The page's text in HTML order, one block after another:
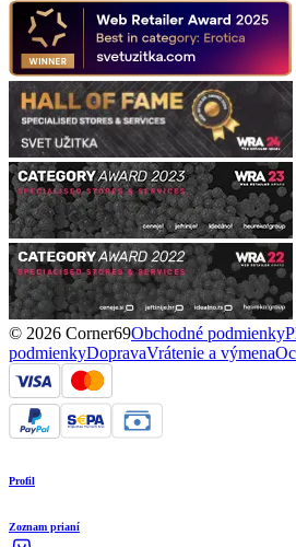
© 2026 Corner69Obchodné podmienky
podmienkyDopravaVrátenie a výmena
Profil
Zoznam prianí